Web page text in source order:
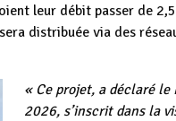
leur débit passer de
distribuée via des
« Ce projet, a déclaré
2026, s’inscrit dans la